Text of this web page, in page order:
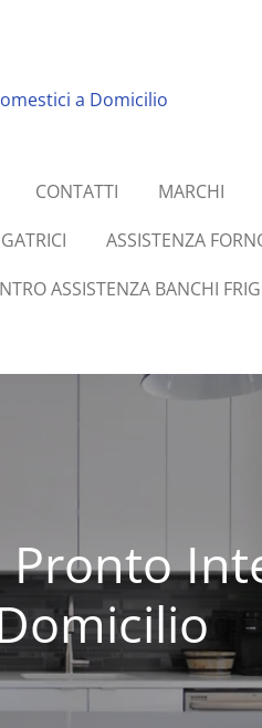
a Domicilio
CONTATTI MARCHI
ASSISTENZA
ASSISTENZA BANCHI
Pronto